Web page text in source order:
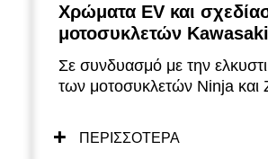
Χρώματα EV και
μοτοσυκλετών
Σε συνδυασμό με την
των μοτοσυκλετών Ninja και
δημιουργούν μια φρέσκια
εικόνα για τα ηλεκτρικά
ΠΕΡΙΣΣΟΤΕΡΑ